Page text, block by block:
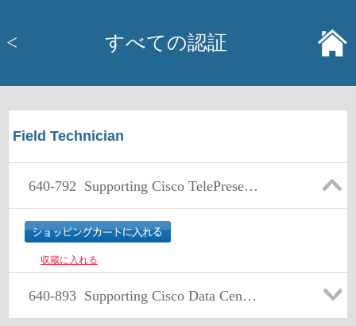
< すべての認証
Field Technician
640-792 Supporting Cisco TelePresence System Devices v1.0 (TPTECH)
収蔵に入れる
640-893 Supporting Cisco Data Center System Devices (DCTECH) v1.0